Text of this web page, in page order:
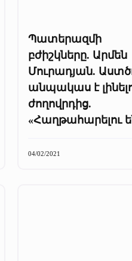
Պատերազմի
բժիշկները. Արմեն
Մուրադյան.
անպակաս է
ժողովրդից.
«Հաղթահարելու
04/02/2021